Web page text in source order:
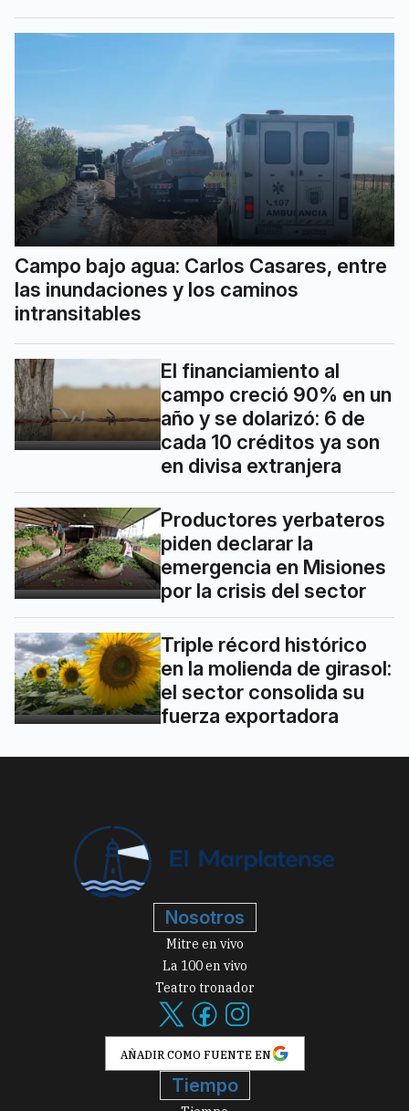
Campo bajo agua: Carlos Casares, entre
las inundaciones y los caminos
intransitables
El financiamiento al
campo creció 90% en un
año y se dolarizó: 6 de
cada 10 créditos ya son
en divisa extranjera
Productores yerbateros
piden declarar la
emergencia en Misiones
por la crisis del sector
Triple récord histórico
en la molienda de girasol:
el sector consolida su
fuerza exportadora
Nosotros
Mitre en vivo
La 100 en vivo
Teatro tronador
AÑADIR COMO FUENTE EN
Tiempo